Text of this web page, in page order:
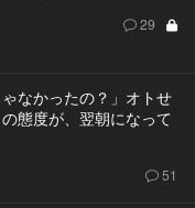
29
ゃなかったの？」オトせ
態度が、翌朝になって
51